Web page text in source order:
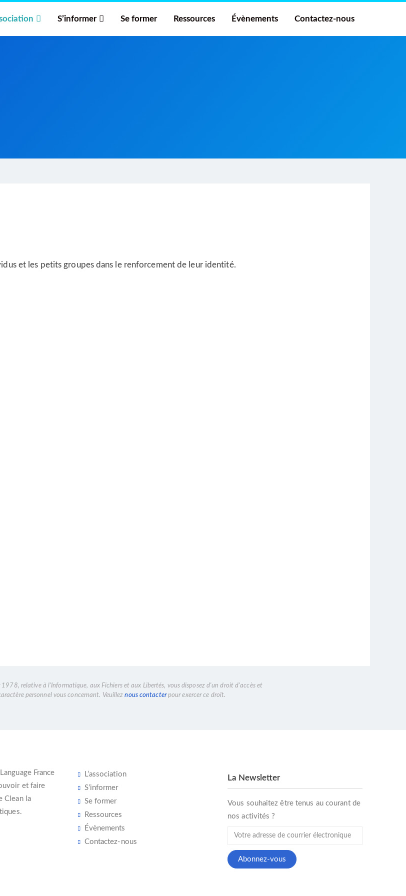
S’informer Se former Ressources Évènements Contactez-nous
et les petits groupes dans le renforcement de leur identité.
relative à l'Informatique, aux Fichiers et aux Libertés, vous disposez d'un droit d'accès et
personnel vous concernant. Veuilleznous contacterpour exercer ce droit.
France
et faire
Cleanla
L’association
S’informer
Se former
Ressources
Évènements
Contactez-nous
La Newsletter
Vous souhaitez être tenus au courant de
nos activités ?